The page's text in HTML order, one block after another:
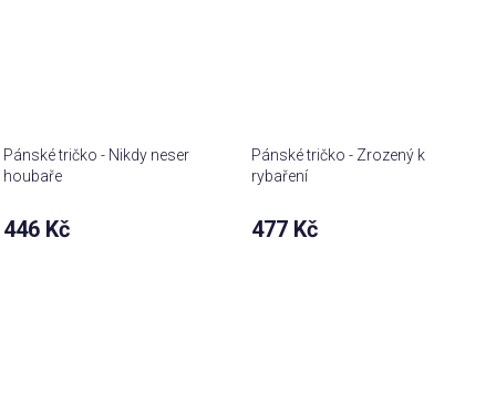
Pánské tričko - Nikdy neser
houbaře
446 Kč
Pánské tričko - Zrozený k
rybaření
477 Kč